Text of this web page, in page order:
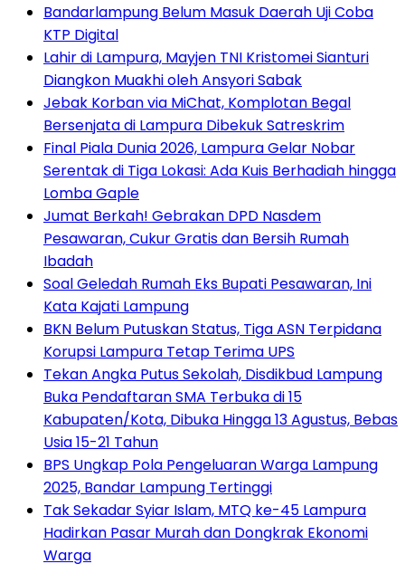
Bandarlampung Belum Masuk Daerah Uji Coba
KTP Digital
Lahir di Lampura, Mayjen TNI Kristomei Sianturi
Diangkon Muakhi oleh Ansyori Sabak
Jebak Korban via MiChat, Komplotan Begal
Bersenjata di Lampura Dibekuk Satreskrim
Final Piala Dunia 2026, Lampura Gelar Nobar
Serentak di Tiga Lokasi: Ada Kuis Berhadiah hingga
Lomba Gaple
Jumat Berkah! Gebrakan DPD Nasdem
Pesawaran, Cukur Gratis dan Bersih Rumah
Ibadah
Soal Geledah Rumah Eks Bupati Pesawaran, Ini
Kata Kajati Lampung
BKN Belum Putuskan Status, Tiga ASN Terpidana
Korupsi Lampura Tetap Terima UPS
Tekan Angka Putus Sekolah, Disdikbud Lampung
Buka Pendaftaran SMA Terbuka di 15
Kabupaten/Kota, Dibuka Hingga 13 Agustus, Bebas
Usia 15-21 Tahun
BPS Ungkap Pola Pengeluaran Warga Lampung
2025, Bandar Lampung Tertinggi
Tak Sekadar Syiar Islam, MTQ ke-45 Lampura
Hadirkan Pasar Murah dan Dongkrak Ekonomi
Warga